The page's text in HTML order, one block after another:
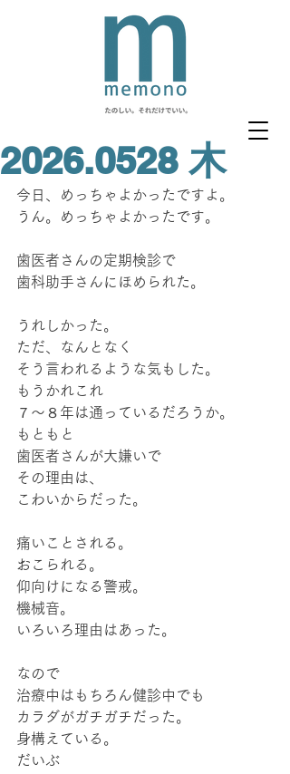
2026.0528 木
今日、めっちゃよかったですよ。
うん。めっちゃよかったです。
歯医者さんの定期検診で
歯科助手さんにほめられた。
うれしかった。
ただ、なんとなく
そう言われるような気もした。
もうかれこれ
７〜８年は通っているだろうか。
もともと
歯医者さんが大嫌いで
その理由は、
こわいからだった。
痛いことされる。
おこられる。
仰向けになる警戒。
機械音。
いろいろ理由はあった。
なので
治療中はもちろん健診中でも
カラダがガチガチだった。
身構えている。
だいぶ